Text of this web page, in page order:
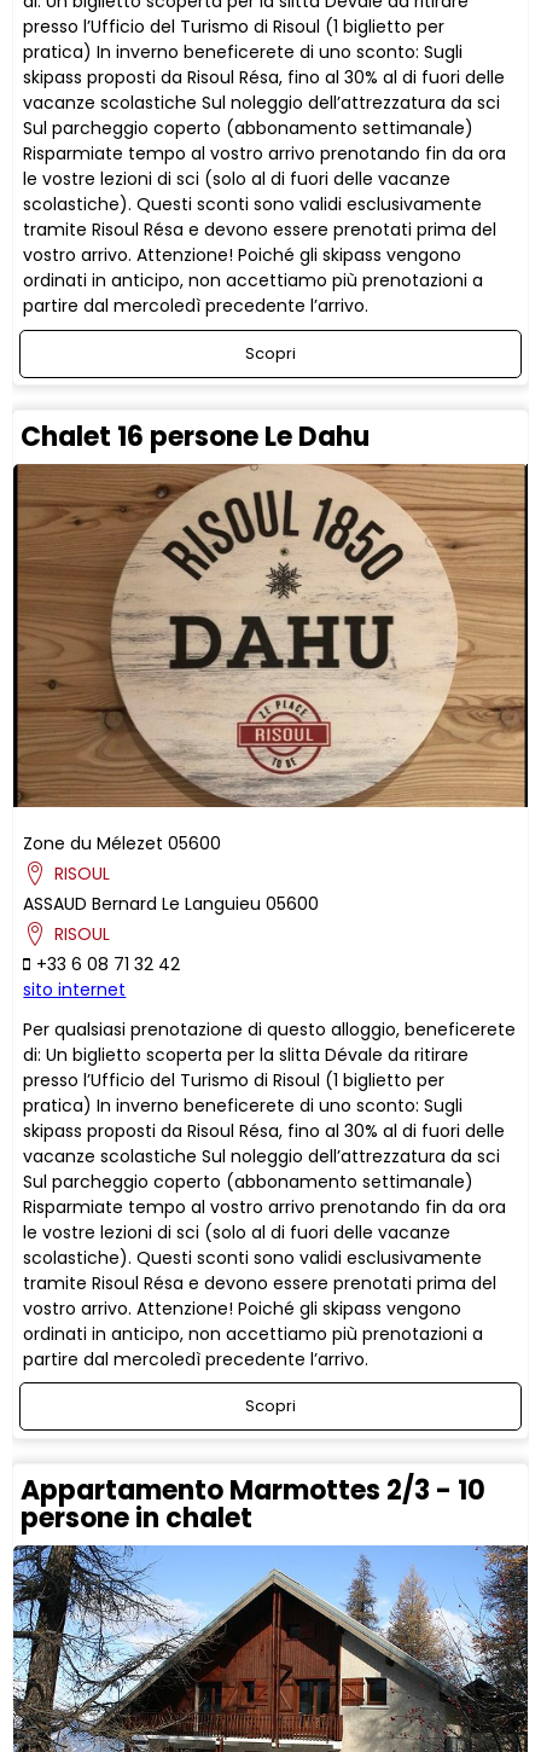
presso l’Ufficio del Turismo di Risoul (1 biglietto per
pratica) In inverno beneficerete di uno sconto: Sugli
skipass proposti da Risoul Résa, fino al 30% al di fuori delle
vacanze scolastiche Sul noleggio dell’attrezzatura da sci
Sul parcheggio coperto (abbonamento settimanale)
Risparmiate tempo al vostro arrivo prenotando fin da ora
le vostre lezioni di sci (solo al di fuori delle vacanze
scolastiche). Questi sconti sono validi esclusivamente
tramite Risoul Résa e devono essere prenotati prima del
vostro arrivo. Attenzione! Poiché gli skipass vengono
ordinati in anticipo, non accettiamo più prenotazioni a
partire dal mercoledì precedente l’arrivo.
Scopri
Chalet 16 persone Le Dahu
Zone du Mélezet 05600
RISOUL
ASSAUD Bernard Le Languieu 05600
RISOUL
+33 6 08 71 32 42
sito internet
Per qualsiasi prenotazione di questo alloggio, beneficerete
di: Un biglietto scoperta per la slitta Dévale da ritirare
presso l’Ufficio del Turismo di Risoul (1 biglietto per
pratica) In inverno beneficerete di uno sconto: Sugli
skipass proposti da Risoul Résa, fino al 30% al di fuori delle
vacanze scolastiche Sul noleggio dell’attrezzatura da sci
Sul parcheggio coperto (abbonamento settimanale)
Risparmiate tempo al vostro arrivo prenotando fin da ora
le vostre lezioni di sci (solo al di fuori delle vacanze
scolastiche). Questi sconti sono validi esclusivamente
tramite Risoul Résa e devono essere prenotati prima del
vostro arrivo. Attenzione! Poiché gli skipass vengono
ordinati in anticipo, non accettiamo più prenotazioni a
partire dal mercoledì precedente l’arrivo.
Scopri
Appartamento Marmottes 2/3 - 10
persone in chalet